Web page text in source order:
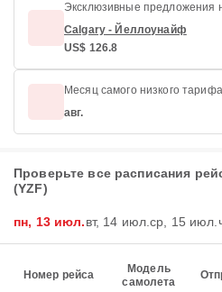
Эксклюзивные предложения
Calgary - Йеллоунайф
US$ 126.8
Месяц самого низкого тарифа
авг.
Проверьте все расписания
(YZF)
пн, 13 июл.вт, 14 июл.ср, 15 июл.
Номер рейса
Модель
самолета